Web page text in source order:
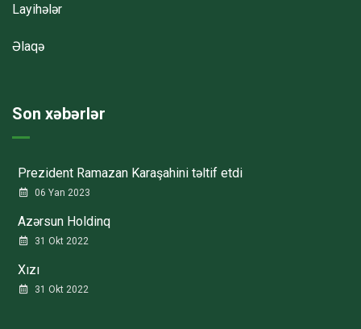
Layihələr
Əlaqə
Son xəbərlər
Prezident Ramazan Karaşahini təltif etdi
06 Yan 2023
Azərsun Holdinq
31 Okt 2022
Xızı
31 Okt 2022